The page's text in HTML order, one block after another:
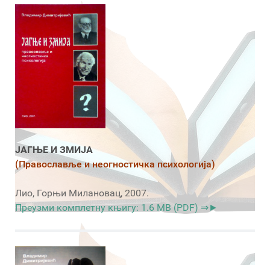
ЈАГЊЕ И ЗМИЈА
(Православље и неогностичка психологија)
Лио, Горњи Милановац, 2007.
Преузми комплетну књигу: 1.6 MB (PDF) ⇒►